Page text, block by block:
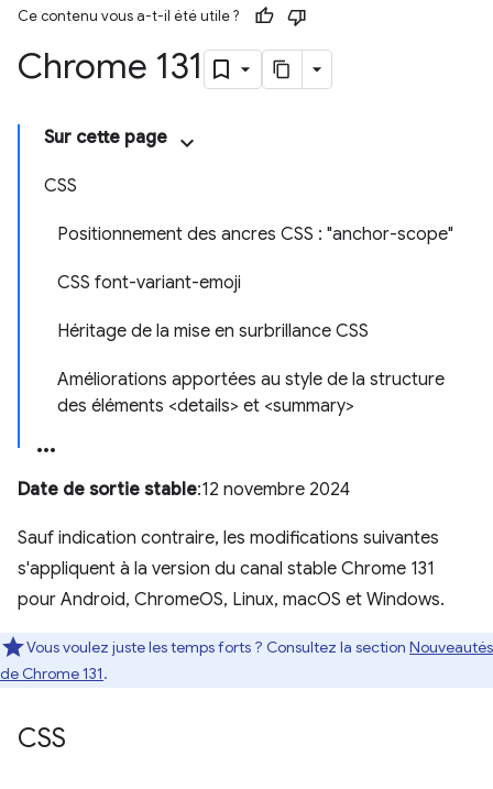
Ce contenu vous a-t-il été utile ?
Chrome 131
Sur cette page
CSS
Positionnement des ancres CSS : "anchor-scope"
CSS font-variant-emoji
Héritage de la mise en surbrillance CSS
Améliorations apportées au style de la structure
des éléments <details> et <summary>
Date de sortie stable:12 novembre 2024
Sauf indication contraire, les modifications suivantes
s'appliquent à la version du canal stable Chrome 131
pour Android, ChromeOS, Linux, macOS et Windows.
Vous voulez juste les temps forts ? Consultez la section Nouveautés
de Chrome 131.
CSS